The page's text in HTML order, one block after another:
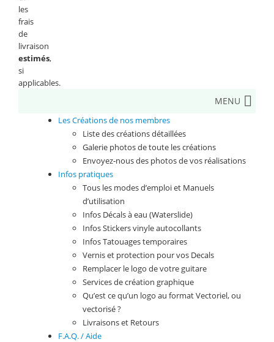
les
frais
de
livraison
estimés,
si
applicables.
MENU
Les Créations de nos membres
Liste des créations détaillées
Galerie photos de toute les créations
Envoyez-nous des photos de vos réalisations
Infos pratiques
Tous les modes d’emploi et Manuels
d’utilisation
Infos Décals à eau (Waterslide)
Infos Stickers vinyle autocollants
Infos Tatouages temporaires
Vernis et protection pour vos Decals
Remplacer le logo de votre guitare
Services de création graphique
Qu’est ce qu’un logo au format Vectoriel, ou
vectorisé ?
Livraisons et Retours
F.A.Q. / Aide